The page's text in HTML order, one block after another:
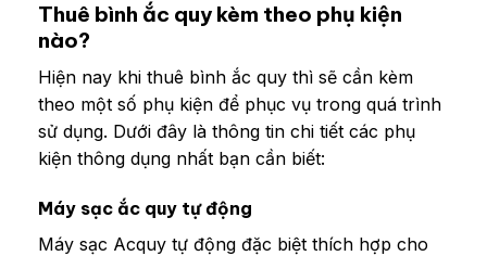
Thuê bình ắc quy kèm theo phụ kiện
nào?
Hiện nay khi thuê bình ắc quy thì sẽ cần kèm
theo một số phụ kiện để phục vụ trong quá trình
sử dụng. Dưới đây là thông tin chi tiết các phụ
kiện thông dụng nhất bạn cần biết:
Máy sạc ắc quy tự động
Máy sạc Acquy tự động đặc biệt thích hợp cho